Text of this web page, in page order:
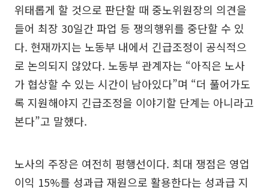
위태롭게 할 것으로 판단할 때 중노위원장의 의견을
들어 최장 30일간 파업 등 쟁의행위를 중단할 수 있
다. 현재까지는 노동부 내에서 긴급조정이 공식적으
로 논의되지 않았다. 노동부 관계자는 “아직은 노사
가 협상할 수 있는 시간이 남아있다”며 “더 풀어가도
록 지원해야지 긴급조정을 이야기할 단계는 아니라고
본다”고 말했다.
노사의 주장은 여전히 평행선이다. 최대 쟁점은 영업
이익 15%를 성과급 재원으로 활용한다는 성과급 지